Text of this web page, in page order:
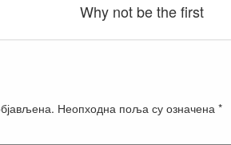
Why not be the first
Неопходна поља су означена *